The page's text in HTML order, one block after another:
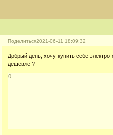
Поделиться2021-06-11 18:09:32
Добрый день, хочу купить себе
дешевле ?
0